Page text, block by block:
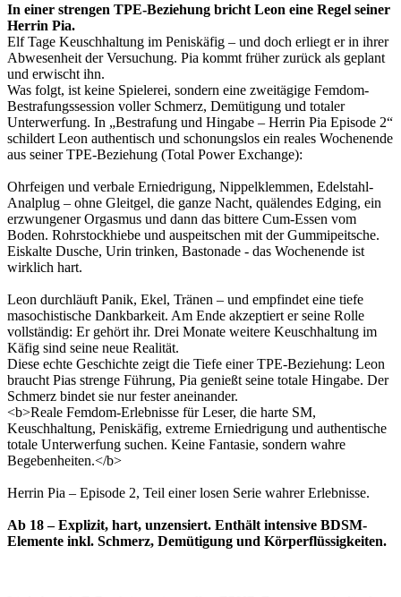
In einer strengen TPE-Beziehung bricht Leon eine Regel seiner
Herrin Pia.
Elf Tage Keuschhaltung im Peniskäfig – und doch erliegt er in ihrer
Abwesenheit der Versuchung. Pia kommt früher zurück als geplant
und erwischt ihn.
Was folgt, ist keine Spielerei, sondern eine zweitägige Femdom-
Bestrafungssession voller Schmerz, Demütigung und totaler
Unterwerfung. In „Bestrafung und Hingabe – Herrin Pia Episode 2“
schildert Leon authentisch und schonungslos ein reales Wochenende
aus seiner TPE-Beziehung (Total Power Exchange):
Ohrfeigen und verbale Erniedrigung, Nippelklemmen, Edelstahl-
Analplug – ohne Gleitgel, die ganze Nacht, quälendes Edging, ein
erzwungener Orgasmus und dann das bittere Cum-Essen vom
Boden. Rohrstockhiebe und auspeitschen mit der Gummipeitsche.
Eiskalte Dusche, Urin trinken, Bastonade - das Wochenende ist
wirklich hart.
Leon durchläuft Panik, Ekel, Tränen – und empfindet eine tiefe
masochistische Dankbarkeit. Am Ende akzeptiert er seine Rolle
vollständig: Er gehört ihr. Drei Monate weitere Keuschhaltung im
Käfig sind seine neue Realität.
Diese echte Geschichte zeigt die Tiefe einer TPE-Beziehung: Leon
braucht Pias strenge Führung, Pia genießt seine totale Hingabe. Der
Schmerz bindet sie nur fester aneinander.
<b>Reale Femdom-Erlebnisse für Leser, die harte SM,
Keuschhaltung, Peniskäfig, extreme Erniedrigung und authentische
totale Unterwerfung suchen. Keine Fantasie, sondern wahre
Begebenheiten.</b>
Herrin Pia – Episode 2, Teil einer losen Serie wahrer Erlebnisse.
Ab 18 – Explizit, hart, unzensiert. Enthält intensive BDSM-
Elemente inkl. Schmerz, Demütigung und Körperflüssigkeiten.